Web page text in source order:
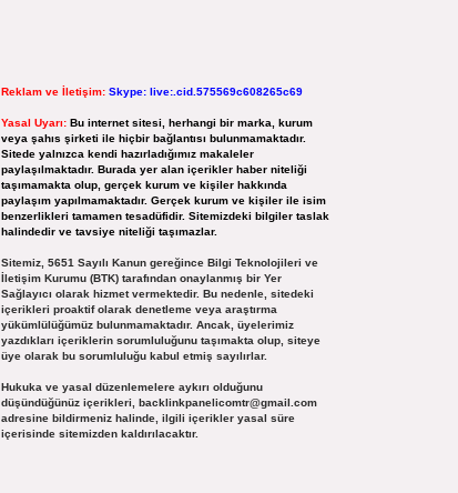
Reklam ve İletişim: Skype: live:.cid.575569c608265c69
Yasal Uyarı: Bu internet sitesi, herhangi bir marka, kurum
veya şahıs şirketi ile hiçbir bağlantısı bulunmamaktadır.
Sitede yalnızca kendi hazırladığımız makaleler
paylaşılmaktadır. Burada yer alan içerikler haber niteliği
taşımamakta olup, gerçek kurum ve kişiler hakkında
paylaşım yapılmamaktadır. Gerçek kurum ve kişiler ile isim
benzerlikleri tamamen tesadüfidir. Sitemizdeki bilgiler taslak
halindedir ve tavsiye niteliği taşımazlar.
Sitemiz, 5651 Sayılı Kanun gereğince Bilgi Teknolojileri ve
İletişim Kurumu (BTK) tarafından onaylanmış bir Yer
Sağlayıcı olarak hizmet vermektedir. Bu nedenle, sitedeki
içerikleri proaktif olarak denetleme veya araştırma
yükümlülüğümüz bulunmamaktadır. Ancak, üyelerimiz
yazdıkları içeriklerin sorumluluğunu taşımakta olup, siteye
üye olarak bu sorumluluğu kabul etmiş sayılırlar.
Hukuka ve yasal düzenlemelere aykırı olduğunu
düşündüğünüz içerikleri, backlinkpanelicomtr@gmail.com
adresine bildirmeniz halinde, ilgili içerikler yasal süre
içerisinde sitemizden kaldırılacaktır.